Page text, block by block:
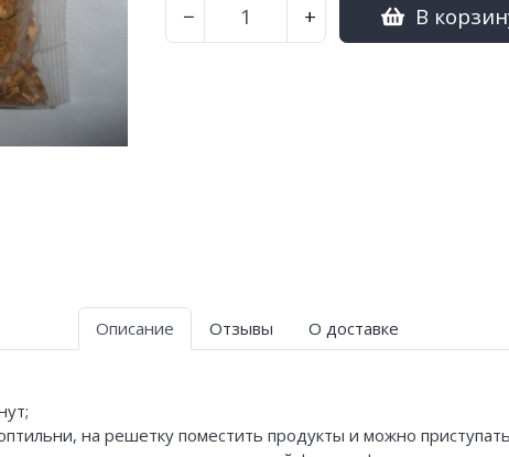
− + В
Описание Отзывы О доставке
на решетку поместить продукты и можно